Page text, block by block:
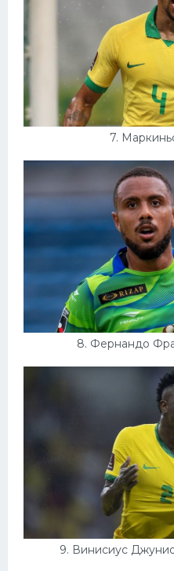
7.
8. Фернандо
9. Винисиус